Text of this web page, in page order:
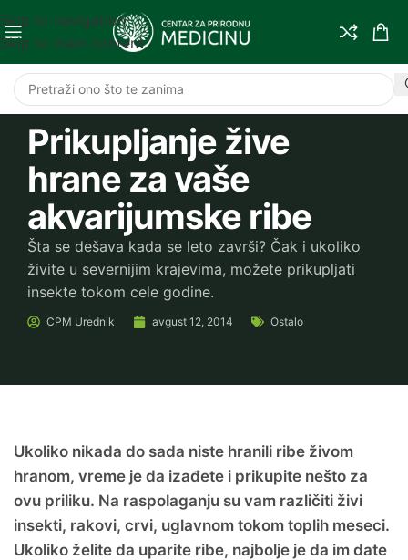
Skip to navigation
Skip to main content
Prikupljanje žive
hrane za vaše
akvarijumske ribe
Šta se dešava kada se leto završi? Čak i ukoliko
živite u severnijim krajevima, možete prikupljati
insekte tokom cele godine.
CPM Urednik avgust 12, 2014 Ostalo
Ukoliko nikada do sada niste hranili ribe živom
hranom, vreme je da izađete i prikupite nešto za
ovu priliku. Na raspolaganju su vam različiti živi
insekti, rakovi, crvi, uglavnom tokom toplih meseci.
Ukoliko želite da uparite ribe, najbolje je da im date